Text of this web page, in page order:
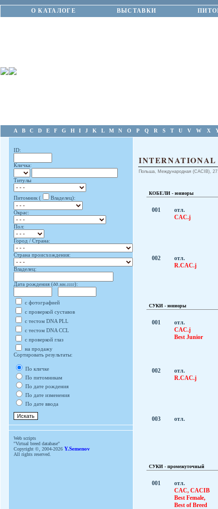
О КАТАЛОГЕ ВЫСТАВКИ
A B C D E F G H I J K L M N O P Q R S T U V W X
ID:
Кличка:
Титулы
Питомник ( Владелец):
Окрас:
Пол:
Город / Страна:
Страна происхождения:
Владелец:
Дата рождения (дд.мм.гггг):
с фотографией
с проверкой суставов
с тестом DNA PLL
с тестом DNA CCL
с проверкой глаз
на продажу
Сортировать результаты:
По кличке
По питомникам
По дате рождения
По дате изменения
По дате ввода
Web scripts
''Virtual breed database''
Copyright ©, 2004-2026 Y.Semenov
All rights reserved.
INTERNATIONAL
Польша, Международная (CACIB),
КОБЕЛИ - юниоры
001
отл.
CAC.j
002
отл.
R.CAC.j
СУКИ - юниоры
001
отл.
CAC.j
Best Junior
002
отл.
R.CAC.j
003 отл.
СУКИ - промежуточный
001
отл.
CAC, CACIB
Best Female,
Best of Breed